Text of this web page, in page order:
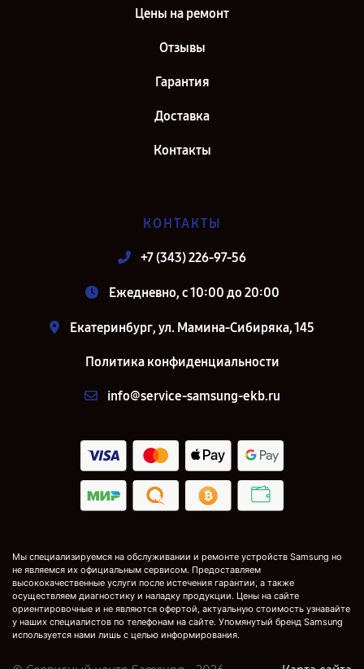
Цены на ремонт
Отзывы
Гарантия
Доставка
Контакты
КОНТАКТЫ
+7 (343) 226-97-56
Ежедневно, с 10:00 до 20:00
Екатеринбург, ул. Мамина-Сибиряка, 145
Политика конфиденциальности
info@service-samsung-ekb.ru
Мы специализируемся на обслуживании и ремонте устройств Samsung но
не являемся их официальным сервисом. Предоставляем
высококачественные услуги после истечения гарантии, а также
осуществляем диагностику и наладку продукции. Цены на сайте
ориентировочные и не являются офертой, актуальную стоимость узнавайте
у наших специалистов по телефонам на сайте. Упомянутый бренд Samsung
используется нами лишь с целью информирования.